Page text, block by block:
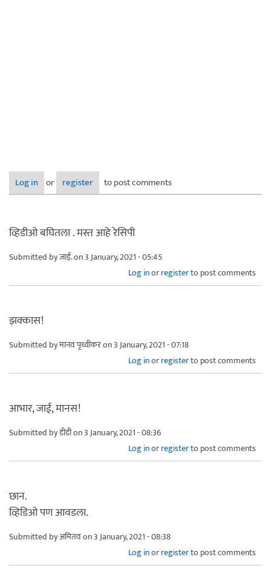
Log in or register to post comments
व्हिडीओ बघितला . मस्त आहे रेसिपी
Submitted byजाई.on 3 January, 2021 - 05:45
Log inorregisterto post comments
झक्कास!
Submitted byमानव पृथ्वीकरon 3 January, 2021 - 07:18
Log inorregisterto post comments
आभार, जाई, मानस!
Submitted byडीडीon 3 January, 2021 - 08:36
Log inorregisterto post comments
छान.
व्हिडिओ पण आवडला.
Submitted byअमितवon 3 January, 2021 - 08:38
Log inorregisterto post comments